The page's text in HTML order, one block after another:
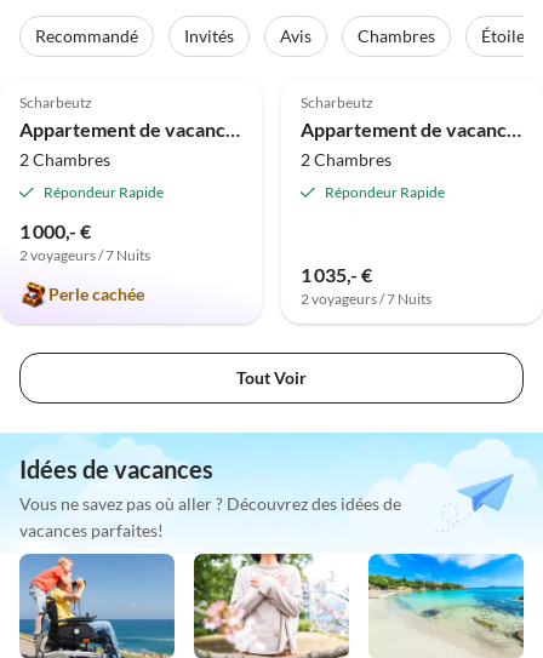
Recommandé Invités Avis Chambres
Étoiles
Scharbeutz
2 Chambres
Répondeur Rapide
1 000,- €
2 voyageurs / 7 Nuits
Perle cachée
Scharbeutz
2 Chambres
Répondeur Rapide
1 035,- €
2 voyageurs / 7 Nuits
Tout Voir
Idées de vacances
Vous ne savez pas où aller ? Découvrez des idées de
vacances parfaites!